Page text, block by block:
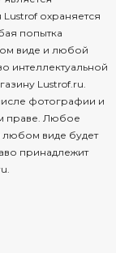
охраняется
попытка
виде и любой
интеллектуальной
Lustrof.ru.
фотографии и
праве. Любое
виде будет
принадлежит